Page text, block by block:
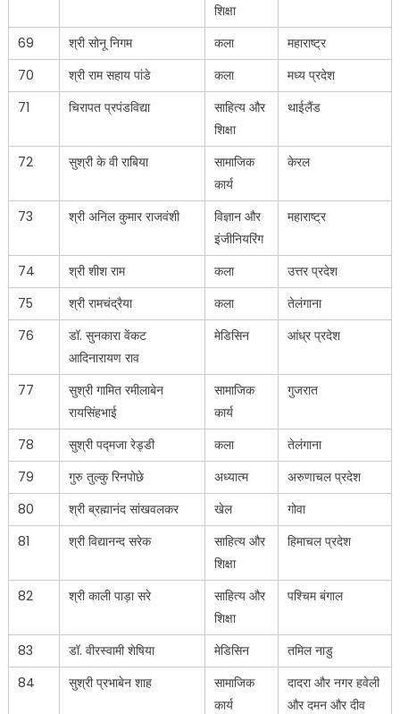
शिक्षा
69 श्री सोनू निगम कला
महाराष्ट्र
70
श्री राम सहाय पांडे कला
मध्य प्रदेश
71
चिरापत प्रपंडविद्या
साहित्य और
शिक्षा
थाईलैंड
72 सुश्री के वी राबिया
सामाजिक
कार्य
केरल
73 श्री अनिल कुमार राजवंशी
विज्ञान और
इंजीनियरिंग
महाराष्ट्र
74 श्री शीश राम कला
उत्तर प्रदेश
75
श्री रामचंद्रैया कला
तेलंगाना
76
डॉ. सुनकारा वेंकट
आदिनारायण राव
मेडिसिन आंध्र प्रदेश
77
सुश्री गामित रमीलाबेन
रायसिंहभाई
सामाजिक
कार्य
गुजरात
78 सुश्री पद्मजा रेड्डी कला
तेलंगाना
79
गुरु तुल्कु रिनपोछे अध्यात्म
अरुणाचल प्रदेश
80
श्री ब्रह्मानंद सांखवलकर खेल
गोवा
81
श्री विद्यानन्द सरेक
साहित्य और
शिक्षा
हिमाचल प्रदेश
82 श्री काली पाड़ा सरे
साहित्य और
शिक्षा
पश्चिम बंगाल
83 डॉ. वीरस्वामी शेषिया मेडिसिन
तमिल नाडु
84
सुश्री प्रभाबेन शाह
सामाजिक
कार्य
दादरा और नगर हवेली
और दमन और दीव